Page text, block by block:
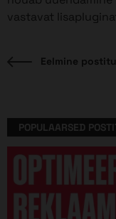
vastavat
Navigeerimine
Eelmine
POPULAARSED